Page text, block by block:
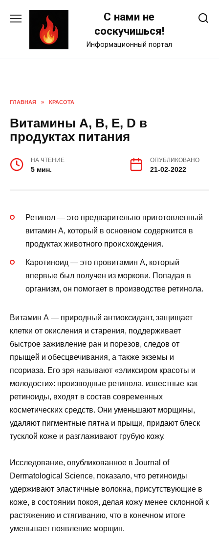
С нами не
соскучишься!
Информационный портал
ГЛАВНАЯ » КРАСОТА
Витамины А, В, Е, D в
продуктах питания
НА ЧТЕНИЕ
5 мин.
ОПУБЛИКОВАНО
21-02-2022
Ретинол — это предварительно приготовленный
витамин А, который в основном содержится в
продуктах животного происхождения.
Каротиноид — это провитамин А, который
впервые был получен из моркови. Попадая в
организм, он помогает в производстве ретинола.
Витамин А — природный антиоксидант, защищает
клетки от окисления и старения, поддерживает
быстрое заживление ран и порезов, следов от
прыщей и обесцвечивания, а также экземы и
псориаза. Его зря называют «эликсиром красоты и
молодости»: производные ретинола, известные как
ретиноиды, входят в состав современных
косметических средств. Они уменьшают морщины,
удаляют пигментные пятна и прыщи, придают блеск
тусклой коже и разглаживают грубую кожу.
Исследование, опубликованное в Journal of
Dermatological Science, показало, что ретиноиды
удерживают эластичные волокна, присутствующие в
коже, в состоянии покоя, делая кожу менее склонной к
растяжению и стягиванию, что в конечном итоге
уменьшает появление морщин.